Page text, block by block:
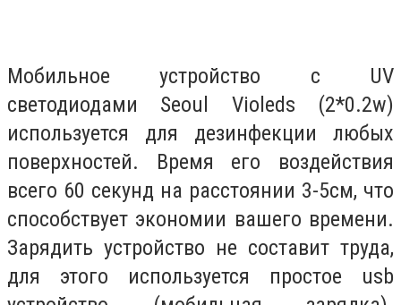
Мобильное устройство с UV
светодиодами Seoul Violeds (2*0.2w)
используется для дезинфекции любых
поверхностей. Время его воздействия
всего 60 секунд на расстоянии 3-5см, что
способствует экономии вашего времени.
Зарядить устройство не составит труда,
для этого используется простое usb